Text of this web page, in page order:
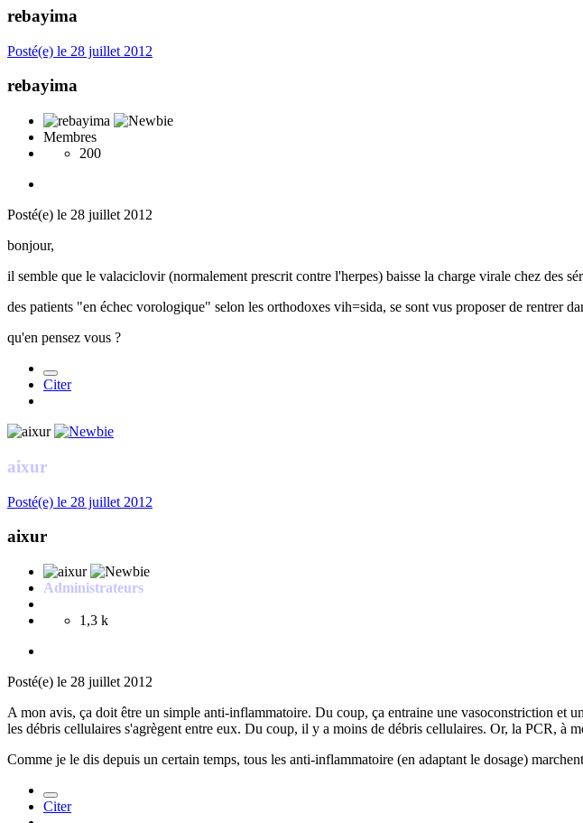
rebayima
Posté(e) le 28 juillet 2012
rebayima
Membres
200
Posté(e) le 28 juillet 2012
bonjour,
il semble que le valaciclovir (normalement prescrit contre l'herpes) baisse la charge virale chez des
des patients "en échec vorologique" selon les orthodoxes vih=sida, se sont vus proposer de rentrer
qu'en pensez vous ?
Citer
aixur
Posté(e) le 28 juillet 2012
aixur
Administrateurs
1,3 k
Posté(e) le 28 juillet 2012
A mon avis, ça doit être un simple anti-inflammatoire. Du coup, ça entraine une vasoconstriction et
les débris cellulaires s'agrègent entre eux. Du coup, il y a moins de débris cellulaires. Or, la PCR, à
Comme je le dis depuis un certain temps, tous les anti-inflammatoire (en adaptant le dosage)
Citer